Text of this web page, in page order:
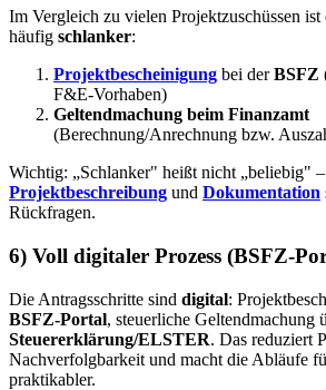
Im Vergleich zu vielen Projektzuschüssen ist
häufig schlanker:
Projektbescheinigung bei derBSFZ
F&E-Vorhaben)
Geltendmachung beim Finanzamt
(Berechnung/Anrechnung bzw.
Wichtig: „Schlanker" heißt nicht „beliebig"
Projektbeschreibung und Dokumentation
Rückfragen.
6) Voll digitaler Prozess (BSFZ-
Die Antragsschritte sind digital:
BSFZ-Portal, steuerliche Geltendmachung
Steuererklärung/ELSTER. Das reduziert
Nachverfolgbarkeit und macht die Abläufe
praktikabler.